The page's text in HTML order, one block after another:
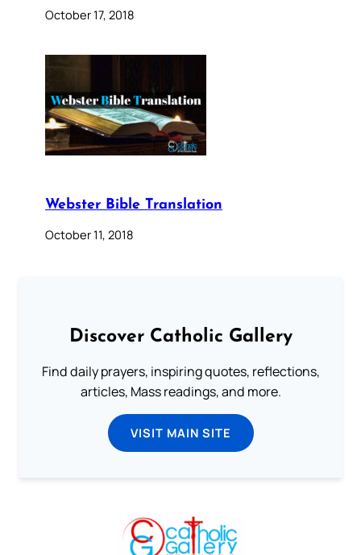
October 17, 2018
Webster Bible Translation
October 11, 2018
Discover Catholic Gallery
Find daily prayers, inspiring quotes, reflections,
articles, Mass readings, and more.
VISIT MAIN SITE